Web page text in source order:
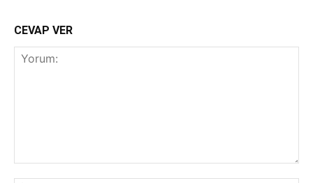
CEVAP VER